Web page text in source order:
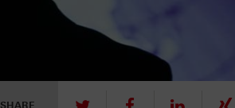
SHARE tweet mitteilen